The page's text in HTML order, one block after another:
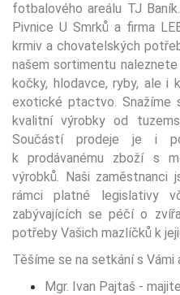
fotbalového areálu TJ
Pivnice U Smrků a firma
krmiv a chovatelských
našem sortimentu
kočky, hlodavce, ryby, ale i
exotické ptactvo. Snažíme
kvalitní výrobky od
Součástí prodeje je i
k prodávanému zboží s
výrobků. Naši zaměstnanci
rámci platné legislativy
zabývajících se péčí o
potřeby Vašich mazlíčků k
Těšíme se na setkání s
Mgr. Ivan Pajtaš -